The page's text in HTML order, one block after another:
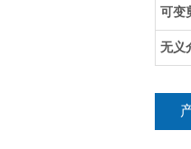
可变
无义